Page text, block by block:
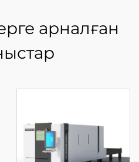
арналған